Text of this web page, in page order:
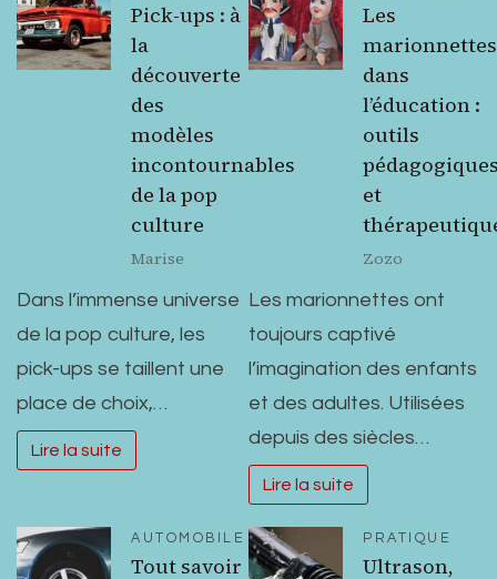
Pick-ups : à
la
découverte
des
modèles
incontournables
de la pop
culture
Marise
Dans l’immense universe
de la pop culture, les
pick-ups se taillent une
place de choix,…
Lire la suite
Les
marionnettes
dans
l’éducation :
outils
et
Zozo
Les marionnettes ont
toujours captivé
l’imagination des enfants
et des adultes. Utilisées
depuis des siècles…
Lire la suite
AUTOMOBILE
Tout savoir
PRATIQUE
Ultrason,